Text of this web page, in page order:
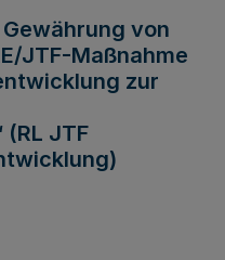
von
JTF-Maßnahme
zur
JTF